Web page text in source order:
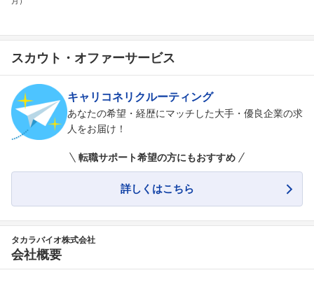
スカウト・オファーサービス
キャリコネリクルーティング
あなたの希望・経歴にマッチした大手・優良企業の求
人をお届け！
転職サポート希望の方にもおすすめ
詳しくはこちら
タカラバイオ株式会社
会社概要